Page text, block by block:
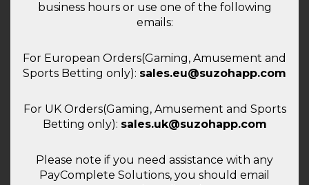
SUZOHAPP Netherlands
NL
Entreprise
business hours or use one of the following
emails:
For European Orders(Gaming, Amusement and
Sports Betting only): sales.eu@suzohapp.com
For UK Orders(Gaming, Amusement and Sports
Betting only): sales.uk@suzohapp.com
Please note if you need assistance with any
PayComplete Solutions, you should email